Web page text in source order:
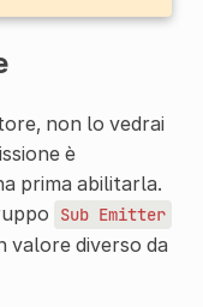
non lo vedrai
è
prima abilitarla.
Sub Emitter
valore diverso da